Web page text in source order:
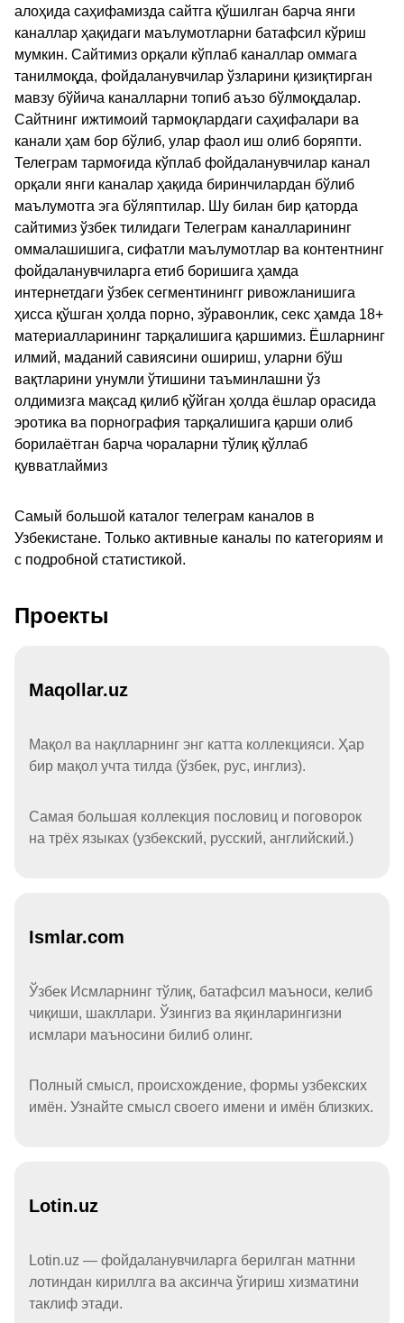
алоҳида саҳифамизда сайтга қўшилган барча янги
каналлар ҳақидаги маълумотларни батафсил кўриш
мумкин. Сайтимиз орқали кўплаб каналлар оммага
танилмоқда, фойдаланувчилар ўзларини қизиқтирган
мавзу бўйича каналларни топиб аъзо бўлмоқдалар.
Сайтнинг ижтимоий тармоқлардаги саҳифалари ва
канали ҳам бор бўлиб, улар фаол иш олиб боряпти.
Телеграм тармоғида кўплаб фойдаланувчилар канал
орқали янги каналар ҳақида биринчилардан бўлиб
маълумотга эга бўляптилар. Шу билан бир қаторда
сайтимиз ўзбек тилидаги Телеграм каналларининг
оммалашишига, сифатли маълумотлар ва контентнинг
фойдаланувчиларга етиб боришига ҳамда
интернетдаги ўзбек сегментинингг ривожланишига
ҳисса қўшган ҳолда порно, зўравонлик, секс ҳамда 18+
материалларининг тарқалишига қаршимиз. Ёшларнинг
илмий, маданий савиясини ошириш, уларни бўш
вақтларини унумли ўтишини таъминлашни ўз
олдимизга мақсад қилиб қўйган ҳолда ёшлар орасида
эротика ва порнография тарқалишига қарши олиб
борилаётган барча чораларни тўлиқ қўллаб
қувватлаймиз
Самый большой каталог телеграм каналов в
Узбекистане. Только активные каналы по категориям и
с подробной статистикой.
Проекты
Maqollar.uz
Мақол ва нақлларнинг энг катта коллекцияси. Ҳар
бир мақол учта тилда (ўзбек, рус, инглиз).
Самая большая коллекция пословиц и поговорок
на трёх языках (узбекский, русский, английский.)
Ismlar.com
Ўзбек Исмларнинг тўлиқ, батафсил маъноси, келиб
чиқиши, шакллари. Ўзингиз ва яқинларингизни
исмлари маъносини билиб олинг.
Полный смысл, происхождение, формы узбекских
имён. Узнайте смысл своего имени и имён близких.
Lotin.uz
Lotin.uz — фойдаланувчиларга берилган матнни
лотиндан кириллга ва аксинча ўгириш хизматини
таклиф этади.